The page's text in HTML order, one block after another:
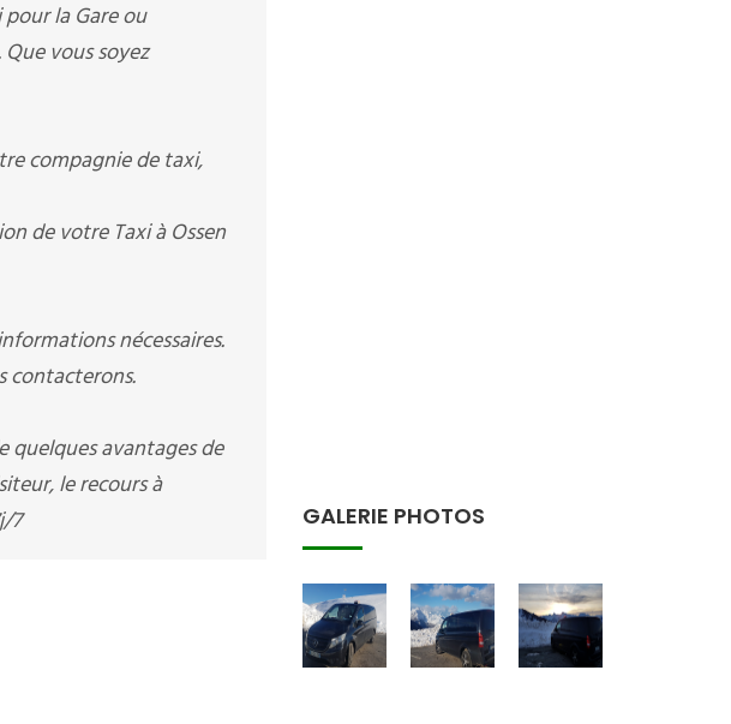
pour la Gare ou
vous soyez
compagnie de taxi,
de votre Taxi à Ossen
nécessaires.
contacterons.
quelques avantages de
le recours à
7
GALERIE PHOTOS